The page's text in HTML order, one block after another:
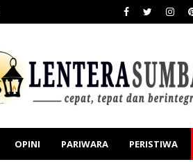
OPINI PARIWARA PERISTIWA